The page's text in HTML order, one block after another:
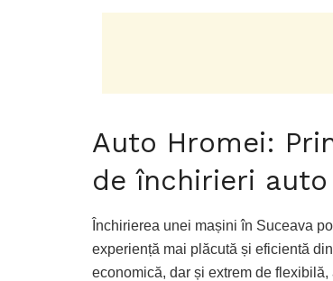
Auto Hromei:
de închirieri auto
Închirierea unei mașini în Suceava
experiență mai plăcută și eficientă
economică, dar și extrem de